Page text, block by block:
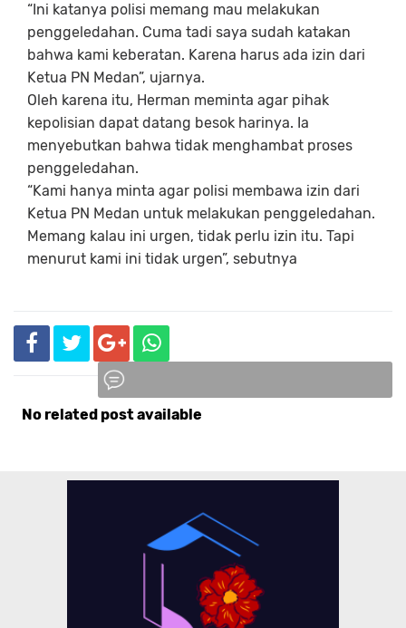
“Ini katanya polisi memang mau melakukan
penggeledahan. Cuma tadi saya sudah katakan
bahwa kami keberatan. Karena harus ada izin dari
Ketua PN Medan”, ujarnya.
Oleh karena itu, Herman meminta agar pihak
kepolisian dapat datang besok harinya. Ia
menyebutkan bahwa tidak menghambat proses
penggeledahan.
“Kami hanya minta agar polisi membawa izin dari
Ketua PN Medan untuk melakukan penggeledahan.
Memang kalau ini urgen, tidak perlu izin itu. Tapi
menurut kami ini tidak urgen”, sebutnya
No related post available